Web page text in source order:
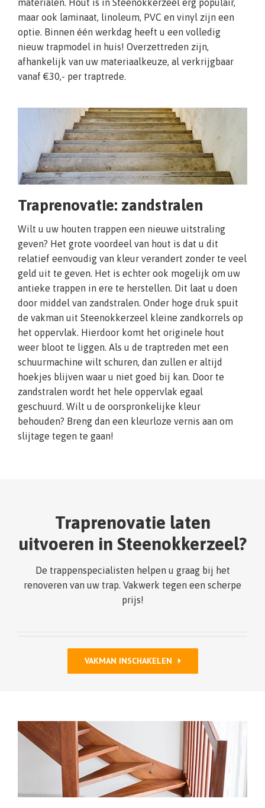
materialen. Hout is in Steenokkerzeel erg populair,
maar ook laminaat, linoleum, PVC en vinyl zijn een
optie. Binnen één werkdag heeft u een volledig
nieuw trapmodel in huis! Overzettreden zijn,
afhankelijk van uw materiaalkeuze, al verkrijgbaar
vanaf €30,- per traptrede.
Traprenovatie: zandstralen
Wilt u uw houten trappen een nieuwe uitstraling
geven? Het grote voordeel van hout is dat u dit
relatief eenvoudig van kleur verandert zonder te veel
geld uit te geven. Het is echter ook mogelijk om uw
antieke trappen in ere te herstellen. Dit laat u doen
door middel van zandstralen. Onder hoge druk spuit
de vakman uit Steenokkerzeel kleine zandkorrels op
het oppervlak. Hierdoor komt het originele hout
weer bloot te liggen. Als u de traptreden met een
schuurmachine wilt schuren, dan zullen er altijd
hoekjes blijven waar u niet goed bij kan. Door te
zandstralen wordt het hele oppervlak egaal
geschuurd. Wilt u de oorspronkelijke kleur
behouden? Breng dan een kleurloze vernis aan om
slijtage tegen te gaan!
Traprenovatie laten
uitvoeren in Steenokkerzeel?
De trappenspecialisten helpen u graag bij het
renoveren van uw trap. Vakwerk tegen een scherpe
prijs!
VAKMAN INSCHAKELEN